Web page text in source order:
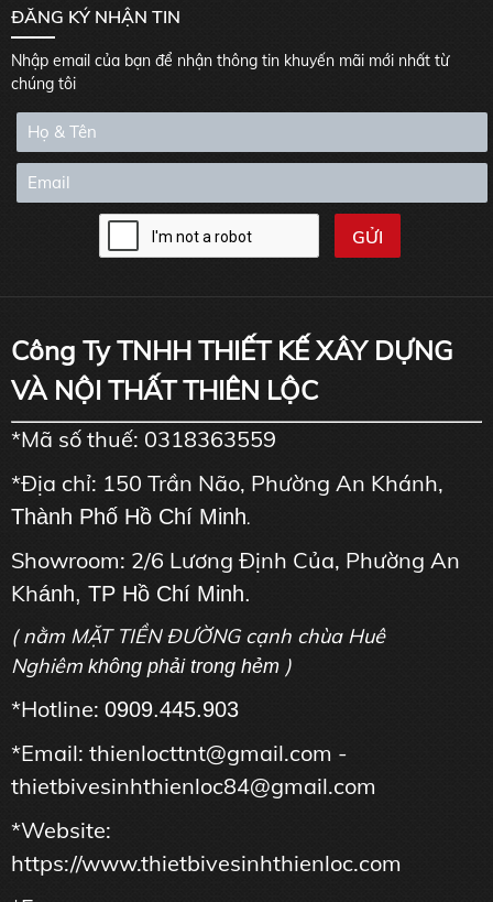
ĐĂNG KÝ NHẬN TIN
Nhập email của bạn để nhận thông tin khuyến mãi mới nhất từ
chúng tôi
Công Ty TNHH THIẾT KẾ XÂY DỰNG
VÀ NỘI THẤT THIÊN LỘC
*Mã số thuế: 0318363559
*Địa chỉ: 150 Trần Não, Phường An Khánh,
Thành Phố Hồ Chí Minh.
Showroom: 2/6 Lương Định Của, Phường An
Khánh, TP Hồ Chí Minh.
( nằm MẶT TIỀN ĐƯỜNG cạnh chùa Huê
Nghiêm không phải trong hẻm )
*Hotline: 0909.445.903
*Email: thienlocttnt@gmail.com -
thietbivesinhthienloc84@gmail.com
*Website:
https://www.thietbivesinhthienloc.com